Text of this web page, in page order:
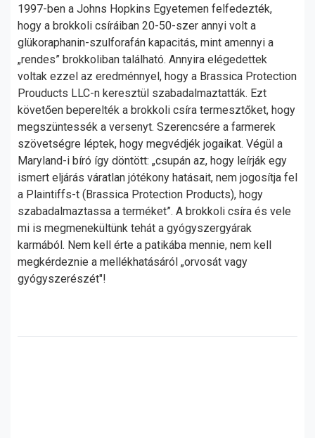
1997-ben a Johns Hopkins Egyetemen felfedezték,
hogy a brokkoli csíráiban 20-50-szer annyi volt a
glükoraphanin-szulforafán kapacitás, mint amennyi a
„rendes” brokkoliban található. Annyira elégedettek
voltak ezzel az eredménnyel, hogy a Brassica Protection
Prouducts LLC-n keresztül szabadalmaztatták. Ezt
követően beperelték a brokkoli csíra termesztőket, hogy
megszüntessék a versenyt. Szerencsére a farmerek
szövetségre léptek, hogy megvédjék jogaikat. Végül a
Maryland-i bíró így döntött: „csupán az, hogy leírják egy
ismert eljárás váratlan jótékony hatásait, nem jogosítja fel
a Plaintiffs-t (Brassica Protection Products), hogy
szabadalmaztassa a terméket”. A brokkoli csíra és vele
mi is megmenekültünk tehát a gyógyszergyárak
karmából. Nem kell érte a patikába mennie, nem kell
megkérdeznie a mellékhatásáról „orvosát vagy
gyógyszerészét"!